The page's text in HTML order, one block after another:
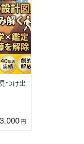
つけ出
3,000円